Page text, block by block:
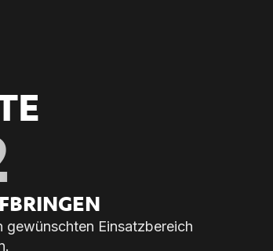
gewünschten Einsatzbereich